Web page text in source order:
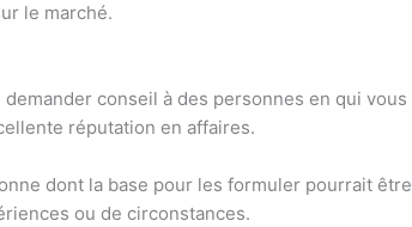
le marché.
conseil à des personnes en qui vous
réputation en affaires.
dont la base pour les formuler pourrait être
ou de circonstances.